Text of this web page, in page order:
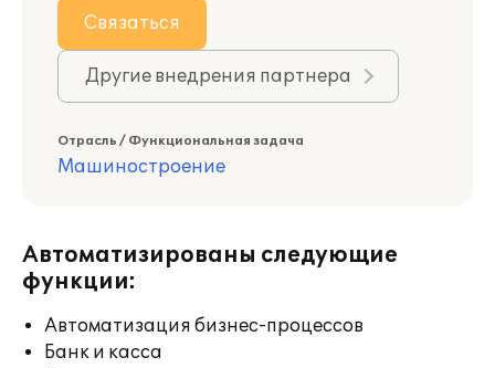
Связаться
Другие внедрения партнера
Отрасль / Функциональная задача
Машиностроение
Автоматизированы следующие
функции:
Автоматизация бизнес-процессов
Банк и касса